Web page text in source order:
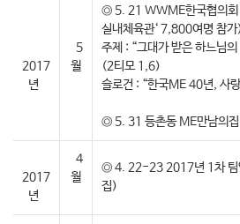
2017
년
5
월
◎ 5. 21 WWME한국협의회
실내체육관‘ 7,800여명 참
주제 : “그대가 받은 하느님
(2티모 1,6)
슬로건 : “한국ME 40년, 사
◎ 5. 31 등촌동 ME만남의집
2017
년
4
월
◎ 4. 22-23 2017년 1차 팀
집)